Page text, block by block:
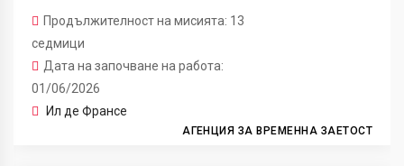
Продължителност на мисията: 13
седмици
Дата на започване на работа:
01/06/2026
Ил де Франсе
АГЕНЦИЯ ЗА ВРЕМЕННА ЗАЕТОСТ